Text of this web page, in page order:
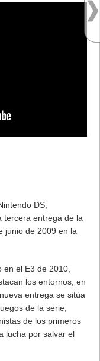
DS,
tercera entrega de la
junio de 2009 en la
el E3 de 2010,
los entornos, en
entrega se sitúa
de la serie,
de los primeros
lucha por salvar el